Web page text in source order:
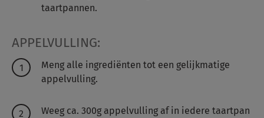
taartpannen.
APPELVULLING:
Meng alle ingrediënten tot een gelijkmatige
appelvulling.
Weeg ca. 300g appelvulling af in iedere taartpan